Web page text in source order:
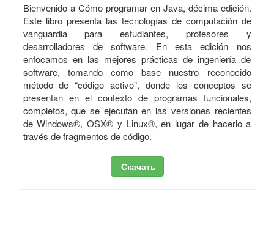
Bienvenido a Cómo programar en Java, décima edición.
Este libro presenta las tecnologías de computación de
vanguardia para estudiantes, profesores y
desarrolladores de software. En esta edición nos
enfocamos en las mejores prácticas de ingeniería de
software, tomando como base nuestro reconocido
método de “código activo”, donde los conceptos se
presentan en el contexto de programas funcionales,
completos, que se ejecutan en las versiones recientes
de Windows®, OSX® y Linux®, en lugar de hacerlo a
través de fragmentos de código.
Скачать